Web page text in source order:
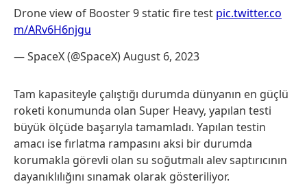
Drone view of Booster 9 static fire test pic.twitter.co
m/ARv6H6njgu
— SpaceX (@SpaceX)August 6, 2023
Tam kapasiteyle çalıştığı durumda dünyanın en güçlü
roketi konumunda olan Super Heavy, yapılan testi
büyük ölçüde başarıyla tamamladı. Yapılan testin
amacı ise fırlatma rampasını aksi bir durumda
korumakla görevli olan su soğutmalı alev saptırıcının
dayanıklılığını sınamak olarak gösteriliyor.